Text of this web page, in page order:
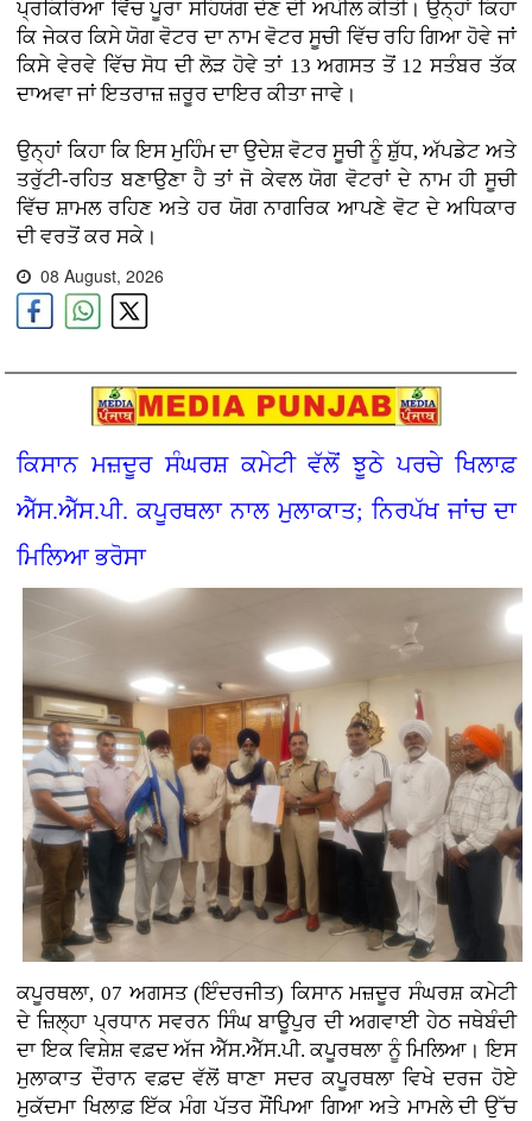
ਪ੍ਰਕਿਰਿਆ ਵਿੱਚ ਪੂਰਾ ਸਹਿਯੋਗ ਦੇਣ ਦੀ ਅਪੀਲ ਕੀਤੀ। ਉਨ੍ਹਾਂ ਕਿਹਾ
ਕਿ ਜੇਕਰ ਕਿਸੇ ਯੋਗ ਵੋਟਰ ਦਾ ਨਾਮ ਵੋਟਰ ਸੂਚੀ ਵਿੱਚ ਰਹਿ ਗਿਆ ਹੋਵੇ ਜਾਂ
ਕਿਸੇ ਵੇਰਵੇ ਵਿੱਚ ਸੋਧ ਦੀ ਲੋੜ ਹੋਵੇ ਤਾਂ 13 ਅਗਸਤ ਤੋਂ 12 ਸਤੰਬਰ ਤੱਕ
ਦਾਅਵਾ ਜਾਂ ਇਤਰਾਜ਼ ਜ਼ਰੂਰ ਦਾਇਰ ਕੀਤਾ ਜਾਵੇ।
ਉਨ੍ਹਾਂ ਕਿਹਾ ਕਿ ਇਸ ਮੁਹਿੰਮ ਦਾ ਉਦੇਸ਼ ਵੋਟਰ ਸੂਚੀ ਨੂੰ ਸ਼ੁੱਧ, ਅੱਪਡੇਟ ਅਤੇ
ਤਰੁੱਟੀ-ਰਹਿਤ ਬਣਾਉਣਾ ਹੈ ਤਾਂ ਜੋ ਕੇਵਲ ਯੋਗ ਵੋਟਰਾਂ ਦੇ ਨਾਮ ਹੀ ਸੂਚੀ
ਵਿੱਚ ਸ਼ਾਮਲ ਰਹਿਣ ਅਤੇ ਹਰ ਯੋਗ ਨਾਗਰਿਕ ਆਪਣੇ ਵੋਟ ਦੇ ਅਧਿਕਾਰ
ਦੀ ਵਰਤੋਂ ਕਰ ਸਕੇ।
08 August, 2026
ਕਿਸਾਨ ਮਜ਼ਦੂਰ ਸੰਘਰਸ਼ ਕਮੇਟੀ ਵੱਲੋਂ ਝੂਠੇ ਪਰਚੇ ਖਿਲਾਫ਼
ਐੱਸ.ਐੱਸ.ਪੀ. ਕਪੂਰਥਲਾ ਨਾਲ ਮੁਲਾਕਾਤ; ਨਿਰਪੱਖ ਜਾਂਚ ਦਾ
ਮਿਲਿਆ ਭਰੋਸਾ
ਕਪੂਰਥਲਾ, 07 ਅਗਸਤ (ਇੰਦਰਜੀਤ) ਕਿਸਾਨ ਮਜ਼ਦੂਰ ਸੰਘਰਸ਼ ਕਮੇਟੀ
ਦੇ ਜ਼ਿਲ੍ਹਾ ਪ੍ਰਧਾਨ ਸਵਰਨ ਸਿੰਘ ਬਾਊਪੁਰ ਦੀ ਅਗਵਾਈ ਹੇਠ ਜਥੇਬੰਦੀ
ਦਾ ਇਕ ਵਿਸ਼ੇਸ਼ ਵਫ਼ਦ ਅੱਜ ਐੱਸ.ਐੱਸ.ਪੀ. ਕਪੂਰਥਲਾ ਨੂੰ ਮਿਲਿਆ। ਇਸ
ਮੁਲਾਕਾਤ ਦੌਰਾਨ ਵਫ਼ਦ ਵੱਲੋਂ ਥਾਣਾ ਸਦਰ ਕਪੂਰਥਲਾ ਵਿਖੇ ਦਰਜ ਹੋਏ
ਮੁਕੱਦਮਾ ਖਿਲਾਫ਼ ਇੱਕ ਮੰਗ ਪੱਤਰ ਸੌਂਪਿਆ ਗਿਆ ਅਤੇ ਮਾਮਲੇ ਦੀ ਉੱਚ